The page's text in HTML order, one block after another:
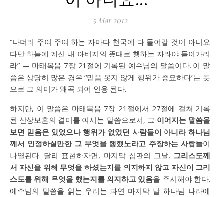
5 Mar 2012
“나더러 주여 주여 하는 자마다 천국에 다 들어갈 것이 아니요
다만 하늘에 계신 내 아버지의 뜻대로 행하는 자라야 들어가리
라” — 마태복음 7장 21절에 기록된 예수님의 말씀이다. 이 말
씀은 상당히 많은 경우 “믿음 못지 않게 행위가 중요하다”는 뜻
으로 그 의미가 왜곡 되어 인용 된다.
하지만, 이 말씀은 마태복음 7장 21절에서 27절에 걸쳐 기록
된 산상보훈의 결미를 여시는 말씀으로서, 그 이어지는 말씀을
보면 믿음은 있었으나 행위가 없었던 사람들이 아니라 하나님
께서 인정하실만한 그 무엇을 행했노라고 주장하는 사람들이
나열된다. 달리 표현하자면, 마지막 심판의 그날, 그리스도께
서 자신을 위해 무엇을 하셨는지를 의지하지 않고 자신이 그리
스도를 위해 무엇을 했는지를 의지하고 있음을 주시해야 한다.
예수님의 말씀을 읽는 우리는 과연 마지막 날 하나님 나라에